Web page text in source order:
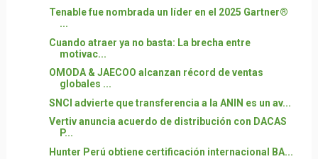
Tenable fue nombrada un líder en el 2025 Gartner®
...
Cuando atraer ya no basta: La brecha entre
motivac...
OMODA & JAECOO alcanzan récord de ventas
globales ...
SNCI advierte que transferencia a la ANIN es un av...
Vertiv anuncia acuerdo de distribución con DACAS
P...
Hunter Perú obtiene certificación internacional BA...